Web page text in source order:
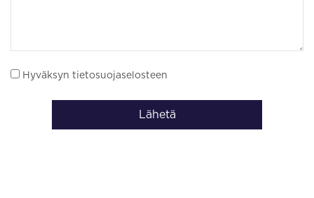
Hyväksyn tietosuojaselosteen
Lähetä